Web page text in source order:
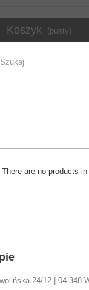
Koszyk (pusty)
There are no products
24/12 | 04-348